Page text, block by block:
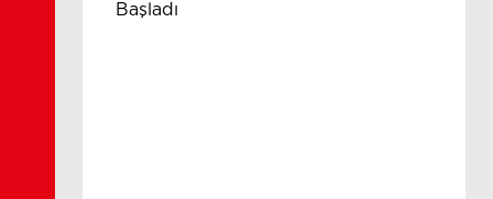
Başladı